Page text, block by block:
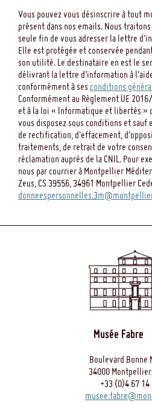
Vous pouvez vous désinscrire à tout
présent dans nos emails. Nous
seule fin de vous adresser la lettre
Elle est protégée et conservée
son utilité. Le destinataire en est le
délivrant la lettre d’information à
conformément à ses conditions
Conformément au Règlement UE
et à la loi « Informatique et libertés »
vous disposez sous conditions et sauf
de rectification, d’effacement,
traitements, de retrait de votre
réclamation auprès de la CNIL. Pour
nous par courrier à Montpellier
Zeus, CS 39556, 34961 Montpellier
Musée Fabre
Boulevard Bonne
34000
+33 (0)4 67 14